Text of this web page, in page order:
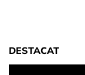
DESTACAT